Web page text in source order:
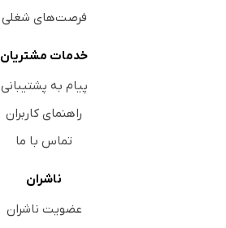
فرصت‌های شغلی
خدمات مشتریان
پیام به پشتیبانی
راهنمای کاربران
تماس با ما
ناشران
عضویت ناشران